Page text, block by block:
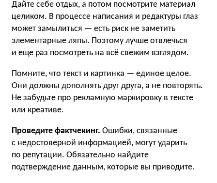
Дайте себе отдых, а потом посмотрите материал
целиком. В процессе написания и редактуры глаз
может замылиться — есть риск не заметить
элементарные ляпы. Поэтому лучше отвлечься
и еще раз посмотреть на всё свежим взглядом.
Помните, что текст и картинка — единое целое.
Они должны дополнять друг друга, а не повторять.
Не забудьте про рекламную маркировку в тексте
или креативе.
Проведите фактчекинг. Ошибки, связанные
с недостоверной информацией, могут ударить
по репутации. Обязательно найдите
подтверждение данным, которые вы приводите.